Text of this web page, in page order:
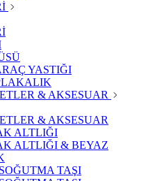
YASTIĞI
& AKSESUAR
& AKSESUAR
ALTLIĞI
ALTLIĞI & BEYAZ
TAŞI